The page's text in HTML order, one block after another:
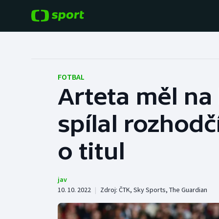
Hokej
Tenis
Baseball a softbal
Basketbal
FOTBAL
Arteta měl na
spílal
o titul
jav
10. 10. 2022 | Zdroj: ČTK, Sky Sports, The Guardian